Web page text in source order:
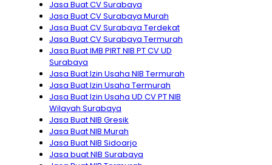
Jasa Buat CV Surabaya
Jasa Buat CV Surabaya Murah
Jasa Buat CV Surabaya Terdekat
Jasa Buat CV Surabaya Termurah
Jasa Buat IMB PIRT NIB PT CV UD
Surabaya
Jasa Buat Izin Usaha NIB Termurah
Jasa Buat Izin Usaha Termurah
Jasa Buat Izin Usaha UD CV PT NIB
Wilayah Surabaya
Jasa Buat NIB Gresik
Jasa Buat NIB Murah
Jasa Buat NIB Sidoarjo
Jasa buat NIB Surabaya